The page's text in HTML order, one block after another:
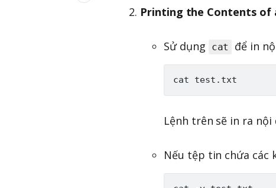
Printing the Contents of
Sử dụng cat để in
Lệnh trên sẽ in ra
Nếu tệp tin chứa các